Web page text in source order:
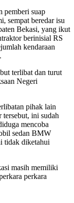
pemberi suap
sempat beredar isu
Bekasi, yang ikut
berinisial RS
kendaraan
terlibat dan turut
Negeri
pihak lain
ini sudah
mencoba
sedan BMW
tidak diketahui
masih memiliki
perkara